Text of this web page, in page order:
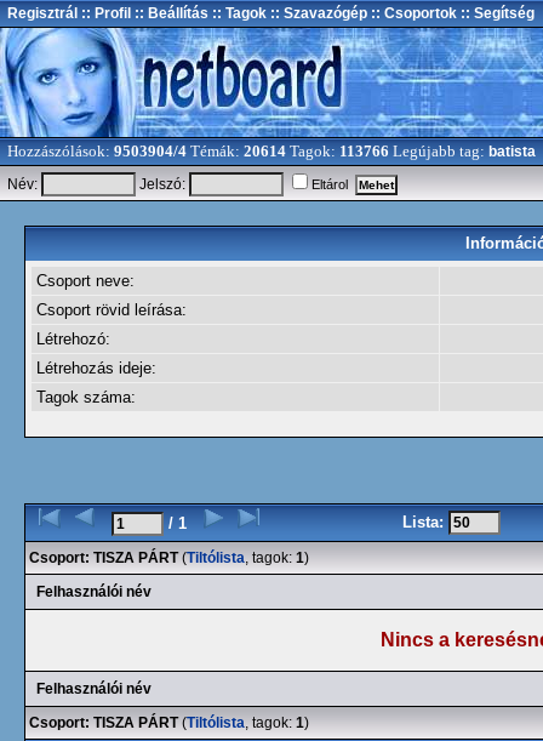
Regisztrál :: Profil :: Beállítás :: Tagok :: Szavazógép :: Csoportok :: Segítség
Hozzászólások: 9503904/4 Témák: 20614 Tagok: 113766 Legújabb tag: batista
Név:
Jelszó: Eltárol
Csoport neve:
Csoport rövid leírása:
Létrehozó:
Létrehozás ideje:
Tagok száma:
/ 1 Lista:
Csoport: TISZA PÁRT(Tiltólista, tagok: 1)
Felhasználói név
Nincs a
Felhasználói név
Csoport: TISZA PÁRT(Tiltólista, tagok: 1)